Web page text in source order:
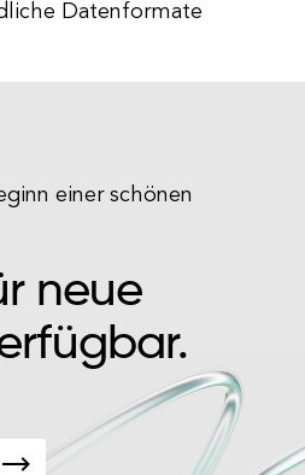
Datenformate
einer schönen
neue